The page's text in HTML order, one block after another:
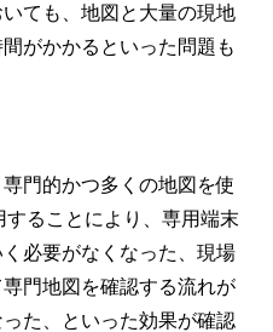
ても、地図と大量の現地
がかかるといった問題も
門的かつ多くの地図を使
することにより、専用端末
必要がなくなった、現場
門地図を確認する流れが
た、といった効果が確認